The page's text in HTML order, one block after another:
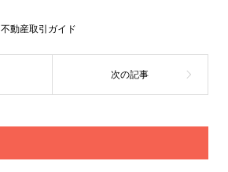
不動産取引ガイド